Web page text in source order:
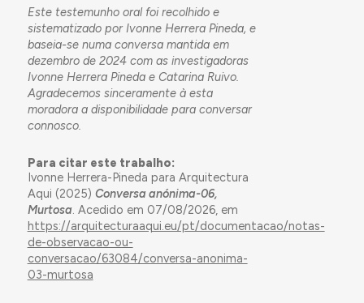
coberto para abrigar os postos, embora com
muros baixos ou “portões” que deixavam o interior
meio exposto ao exterior.
No momento da conversa, constata-se a
demolição parcial do mercado para a sua
relocalização. Está a construir-se um “mercado
novo”, a poucos metros, mas como refere a
muito distintas.
O novo edifício estará num terreno municipal. As
vendedoras criticam que não terá a visibilidade e
proximidade que tinham, o que supõe um risco para
a continuidade dos seus negócios. Ao deslocar os
postos, tem-se preocupação sobre a perda de
clientela habitual.
Este testemunho oral foi recolhido e
sistematizado por Ivonne Herrera Pineda, e
baseia-se numa conversa mantida em
dezembro de 2024 com as investigadoras
Ivonne Herrera Pineda e Catarina Ruivo.
Agradecemos sinceramente à esta
moradora a disponibilidade para conversar
connosco.
Para citar este trabalho:
Ivonne Herrera-Pineda para Arquitectura
Aqui (2025) Conversa anónima-06,
Murtosa. Acedido em 07/08/2026, em
https://arquitecturaaqui.eu/pt/documentacao/notas-
de-observacao-ou-
conversacao/63084/conversa-anonima-
03-murtosa